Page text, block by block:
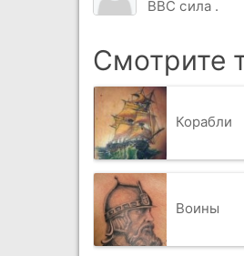
ВВС сила .
Смотрите
Корабли
Воины